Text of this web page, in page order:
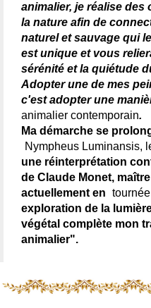
animalier, je réalise
la nature afin de
naturel et sauvage qui
est unique et vous
sérénité et la quiétude
Adopter une de mes
c'est adopter une
animalier contemporain.
Ma démarche se
Nympheus Luminansis,
une réinterprétation
de Claude Monet,
actuellement en
exploration de la
végétal complète mon
animalier".